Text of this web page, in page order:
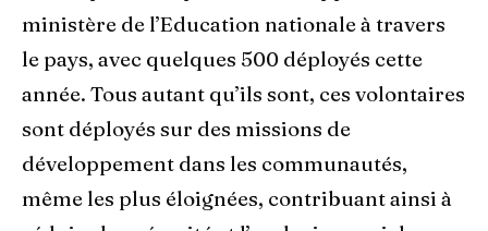
ministère de l’Education nationale à travers
le pays, avec quelques 500 déployés cette
année. Tous autant qu’ils sont, ces volontaires
sont déployés sur des missions de
développement dans les communautés,
même les plus éloignées, contribuant ainsi à